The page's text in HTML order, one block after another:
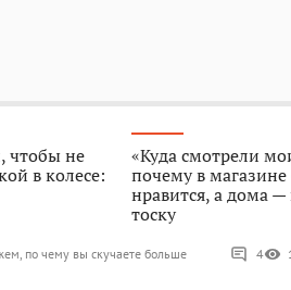
чтобы не
в колесе:
«Куда смотрели
почему в
нравится, а дома —
тоску
по чему вы скучаете больше
4